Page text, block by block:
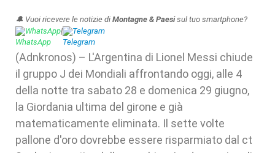
🔔 Vuoi ricevere le notizie di Montagne & Paesisul tuo smartphone?
WhatsApp| Telegram
(Adnkronos) – L'Argentina di Lionel Messi chiude
il gruppo J dei Mondiali affrontando oggi, alle 4
della notte tra sabato 28 e domenica 29 giugno,
la Giordania ultima del girone e già
matematicamente eliminata. Il sette volte
pallone d'oro dovrebbe essere risparmiato dal ct